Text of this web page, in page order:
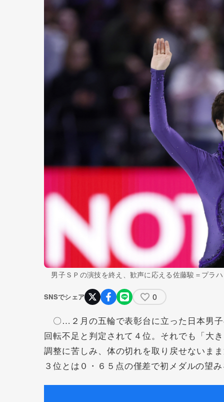
男子ＳＰの演技を終え、歓声に応える佐藤駿＝プラ
SNSでシェア 0
〇…２月の五輪で表彰台に立った日本男
回転不足と判定されて４位。それでも「大
調整に苦しみ、体の切れを取り戻せないま
３位とは０・６５点の僅差で初メダルの望